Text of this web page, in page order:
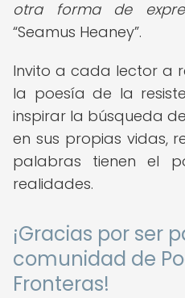
otra forma de
Seamus Heaney .
Invito a cada lector a
la poesía de la
inspirar la búsqueda
en sus propias vidas,
palabras tienen el
realidades.
¡Gracias por ser
comunidad de
Fronteras!